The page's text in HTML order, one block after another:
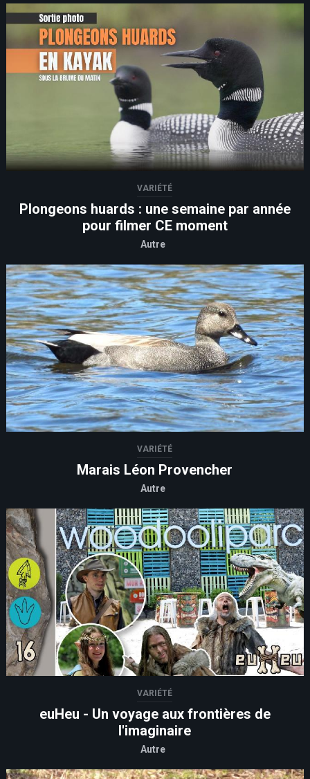
VARIÉTÉ
Plongeons huards : une semaine par année
pour filmer CE moment
Autre
VARIÉTÉ
Marais Léon Provencher
Autre
VARIÉTÉ
euHeu - Un voyage aux frontières de
l'imaginaire
Autre